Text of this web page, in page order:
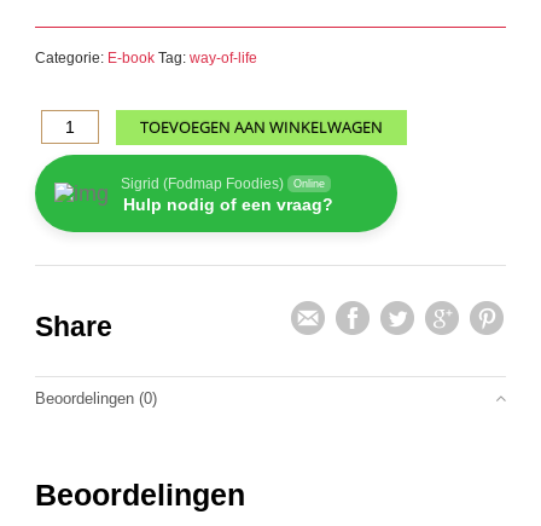
Categorie: E-book Tag:way-of-life
Fructanenoverzicht
aantal
TOEVOEGEN AAN WINKELWAGEN
Sigrid (Fodmap Foodies) Online
Hulp nodig of een vraag?
Share
Beoordelingen (0)
Beoordelingen